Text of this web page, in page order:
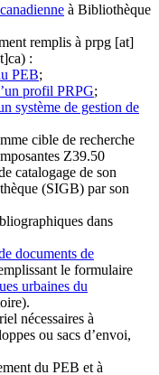
à Bibliothèque
remplis à prpg [at]
:
PEB;
profil PRPG;
système de gestion de
cible de recherche
Z39.50
catalogage de son
(SIGB) par son
dans
documents de
le formulaire
urbaines du
nécessaires à
ou sacs d’envoi,
du PEB et à